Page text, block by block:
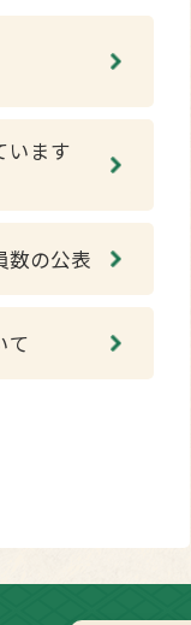
います
数の公表
て